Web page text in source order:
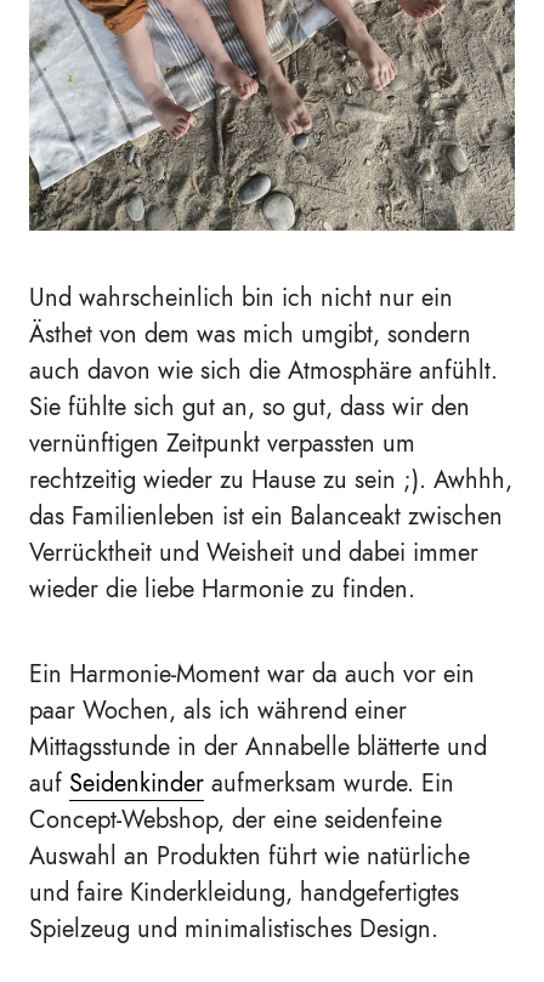
Und wahrscheinlich bin ich nicht nur ein
Ästhet von dem was mich umgibt, sondern
auch davon wie sich die Atmosphäre anfühlt.
Sie fühlte sich gut an, so gut, dass wir den
vernünftigen Zeitpunkt verpassten um
rechtzeitig wieder zu Hause zu sein ;). Awhhh,
das Familienleben ist ein Balanceakt zwischen
Verrücktheit und Weisheit und dabei immer
wieder die liebe Harmonie zu finden.
Ein Harmonie-Moment war da auch vor ein
paar Wochen, als ich während einer
Mittagsstunde in der Annabelle blätterte und
auf Seidenkinder aufmerksam wurde. Ein
Concept-Webshop, der eine seidenfeine
Auswahl an Produkten führt wie natürliche
und faire Kinderkleidung, handgefertigtes
Spielzeug und minimalistisches Design.